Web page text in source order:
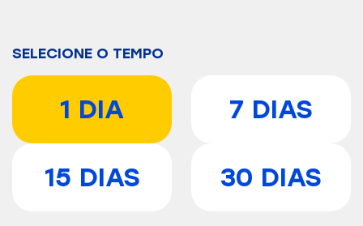
SELECIONE O TEMPO
1 DIA 7 DIAS
15 DIAS 30 DIAS